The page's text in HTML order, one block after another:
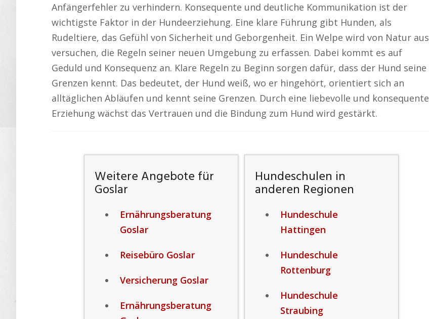
Anfängerfehler zu verhindern. Konsequente und deutliche Kommunikation ist der
wichtigste Faktor in der Hundeerziehung. Eine klare Führung gibt Hunden, als
Rudeltiere, das Gefühl von Sicherheit und Geborgenheit. Ein Welpe wird von Natur aus
versuchen, die Regeln seiner neuen Umgebung zu erfassen. Dabei kommt es auf
Geduld und Konsequenz an. Klare Regeln zu Beginn sorgen dafür, dass der Hund seine
Grenzen kennt. Das bedeutet, der Hund weiß, wo er hingehört, orientiert sich an
alltäglichen Abläufen und kennt seine Grenzen. Durch eine liebevolle und konsequente
Erziehung wächst das Vertrauen und die Bindung zum Hund wird gestärkt.
Weitere Angebote für
Goslar
Ernährungsberatung
Goslar
Reisebüro Goslar
Versicherung Goslar
Ernährungsberatung
Hundeschulen in
anderen Regionen
Hundeschule
Hattingen
Hundeschule
Rottenburg
Hundeschule
Straubing